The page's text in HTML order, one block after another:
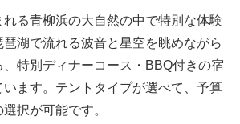
る青柳浜の大自然の中で特別な体験
湖で流れる波音と星空を眺めながら
特別ディナーコース・BBQ付きの宿
ます。テントタイプが選べて、予算
択が可能です。